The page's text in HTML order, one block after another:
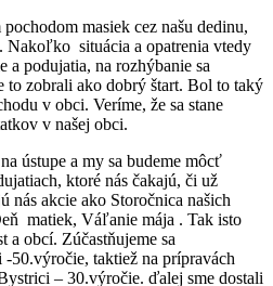
masiek cez našu dedinu,
Nakoľko situácia a opatrenia vtedy
a podujatia, na rozhýbanie sa
to zobrali ako dobrý štart. Bol to taký
v obci. Veríme, že sa stane
v našej obci.
ústupe a my sa budeme môcť
ktoré nás čakajú, či už
nás akcie ako Storočnica našich
matiek, Váľanie mája . Tak isto
a obcí. Zúčastňujeme sa
50.výročie, taktiež na prípravách
– 30.výročie. ďalej sme dostali